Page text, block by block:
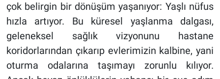
çok belirgin bir dönüşüm yaşanıyor: Yaşlı nüfus
hızla artıyor. Bu küresel yaşlanma dalgası,
geleneksel sağlık vizyonunu hastane
koridorlarından çıkarıp evlerimizin kalbine, yani
oturma odalarına taşımayı zorunlu kılıyor.